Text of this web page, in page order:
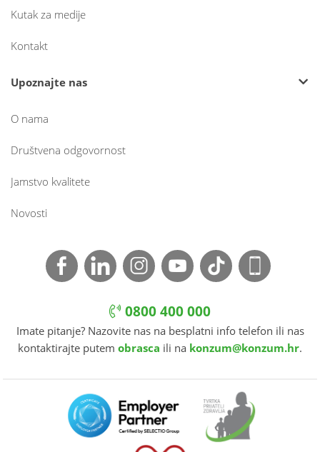
Kutak za medije
Kontakt
Upoznajte nas
O nama
Društvena odgovornost
Jamstvo kvalitete
Novosti
0800 400 000
Imate pitanje? Nazovite nas na besplatni info telefon ili nas
kontaktirajte putem obrasca ili na konzum@konzum.hr.